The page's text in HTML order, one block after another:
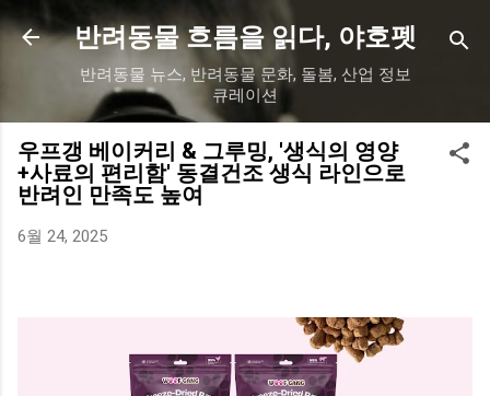
기본 콘텐츠로 건너뛰기
반려동물 흐름을 읽다, 야호펫
반려동물 뉴스, 반려동물 문화, 돌봄, 산업 정보
큐레이션
우프갱 베이커리 & 그루밍, '생식의 영양
+사료의 편리함' 동결건조 생식 라인으로
반려인 만족도 높여
6월 24, 2025